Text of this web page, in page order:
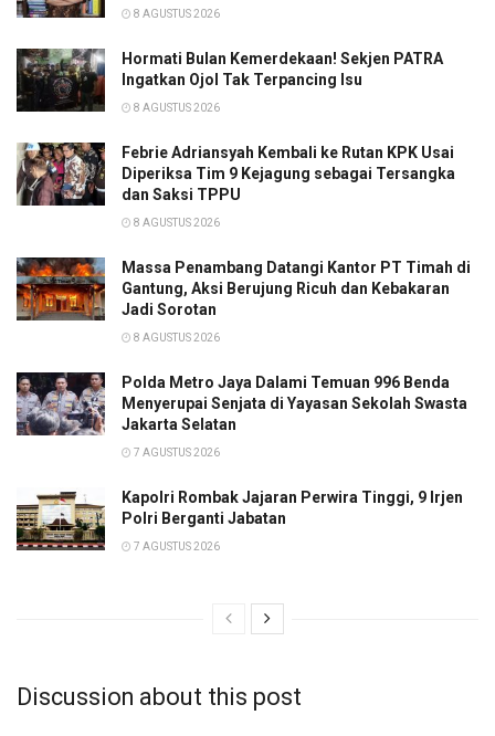
8 AGUSTUS 2026
Hormati Bulan Kemerdekaan! Sekjen PATRA
Ingatkan Ojol Tak Terpancing Isu
8 AGUSTUS 2026
Febrie Adriansyah Kembali ke Rutan KPK Usai
Diperiksa Tim 9 Kejagung sebagai Tersangka
dan Saksi TPPU
8 AGUSTUS 2026
Massa Penambang Datangi Kantor PT Timah di
Gantung, Aksi Berujung Ricuh dan Kebakaran
Jadi Sorotan
8 AGUSTUS 2026
Polda Metro Jaya Dalami Temuan 996 Benda
Menyerupai Senjata di Yayasan Sekolah Swasta
Jakarta Selatan
7 AGUSTUS 2026
Kapolri Rombak Jajaran Perwira Tinggi, 9 Irjen
Polri Berganti Jabatan
7 AGUSTUS 2026
Discussion about this post